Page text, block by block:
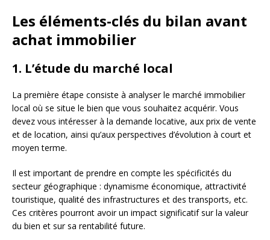
Les éléments-clés du bilan avant
achat immobilier
1. L’étude du marché local
La première étape consiste à analyser le marché immobilier
local où se situe le bien que vous souhaitez acquérir. Vous
devez vous intéresser à la demande locative, aux prix de vente
et de location, ainsi qu’aux perspectives d’évolution à court et
moyen terme.
Il est important de prendre en compte les spécificités du
secteur géographique : dynamisme économique, attractivité
touristique, qualité des infrastructures et des transports, etc.
Ces critères pourront avoir un impact significatif sur la valeur
du bien et sur sa rentabilité future.